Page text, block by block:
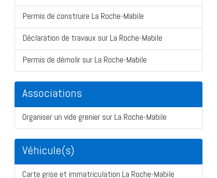
Permis de construire La Roche-Mabile
Déclaration de travaux sur La Roche-Mabile
Permis de démolir sur La Roche-Mabile
Associations
Organiser un vide grenier sur La Roche-Mabile
Véhicule(s)
Carte grise et immatriculation La Roche-Mabile